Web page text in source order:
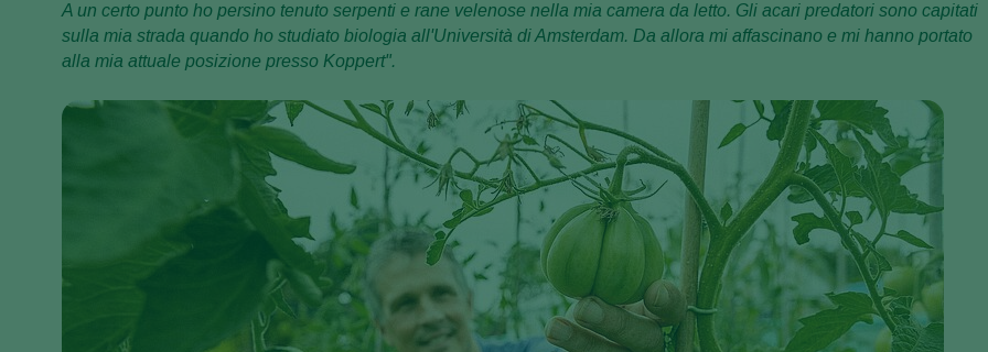
A un certo punto ho persino tenuto serpenti e rane velenose nella mia camera da letto. Gli acari predatori sono capitati
sulla mia strada quando ho studiato biologia all'Università di Amsterdam. Da allora mi affascinano e mi hanno portato
alla mia attuale posizione presso Koppert".